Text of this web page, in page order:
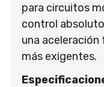
para circuitos
control
una
más exigentes.